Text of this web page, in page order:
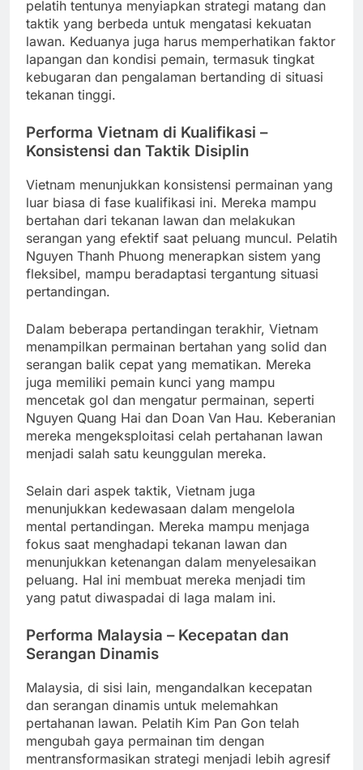
pelatih tentunya menyiapkan strategi matang dan
taktik yang berbeda untuk mengatasi kekuatan
lawan. Keduanya juga harus memperhatikan faktor
lapangan dan kondisi pemain, termasuk tingkat
kebugaran dan pengalaman bertanding di situasi
tekanan tinggi.
Performa Vietnam di Kualifikasi –
Konsistensi dan Taktik Disiplin
Vietnam menunjukkan konsistensi permainan yang
luar biasa di fase kualifikasi ini. Mereka mampu
bertahan dari tekanan lawan dan melakukan
serangan yang efektif saat peluang muncul. Pelatih
Nguyen Thanh Phuong menerapkan sistem yang
fleksibel, mampu beradaptasi tergantung situasi
pertandingan.
Dalam beberapa pertandingan terakhir, Vietnam
menampilkan permainan bertahan yang solid dan
serangan balik cepat yang mematikan. Mereka
juga memiliki pemain kunci yang mampu
mencetak gol dan mengatur permainan, seperti
Nguyen Quang Hai dan Doan Van Hau. Keberanian
mereka mengeksploitasi celah pertahanan lawan
menjadi salah satu keunggulan mereka.
Selain dari aspek taktik, Vietnam juga
menunjukkan kedewasaan dalam mengelola
mental pertandingan. Mereka mampu menjaga
fokus saat menghadapi tekanan lawan dan
menunjukkan ketenangan dalam menyelesaikan
peluang. Hal ini membuat mereka menjadi tim
yang patut diwaspadai di laga malam ini.
Performa Malaysia – Kecepatan dan
Serangan Dinamis
Malaysia, di sisi lain, mengandalkan kecepatan
dan serangan dinamis untuk melemahkan
pertahanan lawan. Pelatih Kim Pan Gon telah
mengubah gaya permainan tim dengan
mentransformasikan strategi menjadi lebih agresif